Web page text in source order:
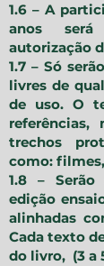
1.6 – A
anos será
autorização
1.7 – Só
livres de
de uso. O
referências,
trechos
como:
1.8 – Serão
edição
alinhadas
Cada texto
do livro, (3 a